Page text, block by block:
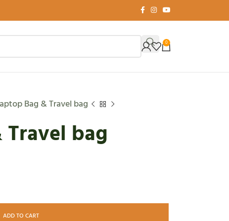
0
Bag & Travel bag
bag
ADD TO CART